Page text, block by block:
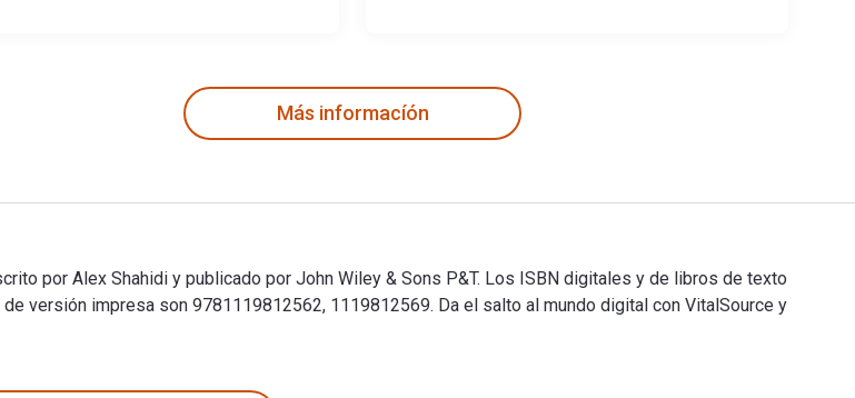
Más informacíón
por Alex Shahidi y publicado por John Wiley & Sons P&T. Los ISBN digitales y de libros de texto
versión impresa son 9781119812562, 1119812569. Da el salto al mundo digital con VitalSource y